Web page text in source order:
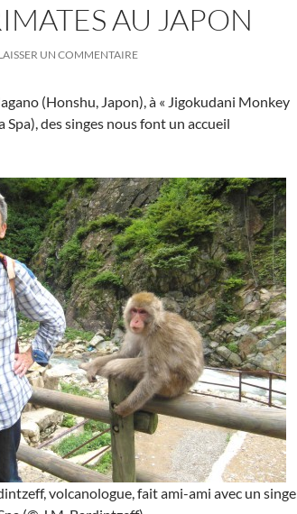
AU JAPON
UN COMMENTAIRE
(Honshu, Japon), à « Jigokudani Monkey
Spa), des singes nous font un accueil
volcanologue, fait ami-ami avec un singe